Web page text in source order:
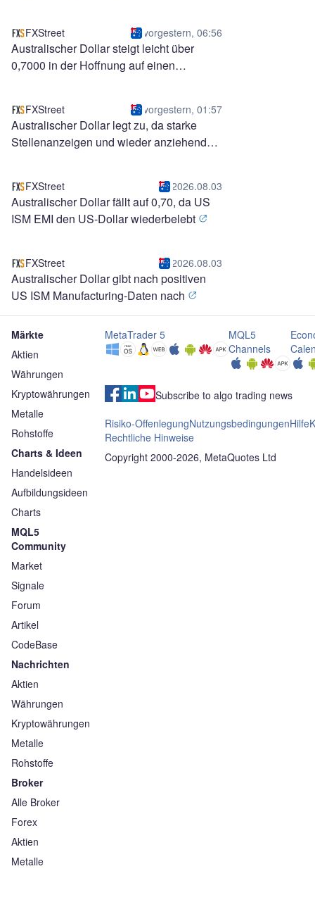
FXStreet vorgestern, 06:56
Australischer Dollar steigt leicht über
0,7000 in der Hoffnung auf einen
FXStreet vorgestern, 01:57
Australischer Dollar legt zu, da starke
Stellenanzeigen und wieder anziehende
FXStreet 2026.08.03
Australischer Dollar fällt auf 0,70, da US
ISM EMI den US-Dollar wiederbelebt
FXStreet 2026.08.03
Australischer Dollar gibt nach positiven
US ISM Manufacturing-Daten nach
Märkte
Aktien
Währungen
Kryptowährungen
Metalle
Rohstoffe
Charts & Ideen
Handelsideen
Aufbildungsideen
Charts
MQL5
Community
Market
Signale
Forum
Artikel
CodeBase
Nachrichten
Aktien
Währungen
Kryptowährungen
Metalle
Rohstoffe
Broker
Alle Broker
Forex
Aktien
Metalle
MetaTrader 5
MQL5
Channels
Subscribe to algo trading news
Risiko-OffenlegungNutzungsbedingungenHilfe
Rechtliche Hinweise
Copyright 2000-2026, MetaQuotes Ltd